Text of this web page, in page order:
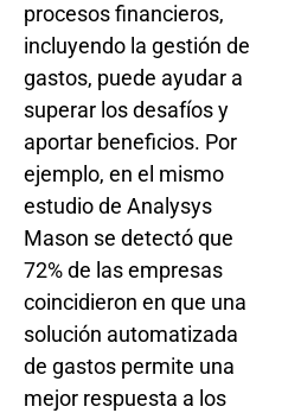
procesos financieros,
incluyendo la gestión de
gastos, puede ayudar a
superar los desafíos y
aportar beneficios. Por
ejemplo, en el mismo
estudio de Analysys
Mason se detectó que
72% de las empresas
coincidieron en que una
solución automatizada
de gastos permite una
mejor respuesta a los